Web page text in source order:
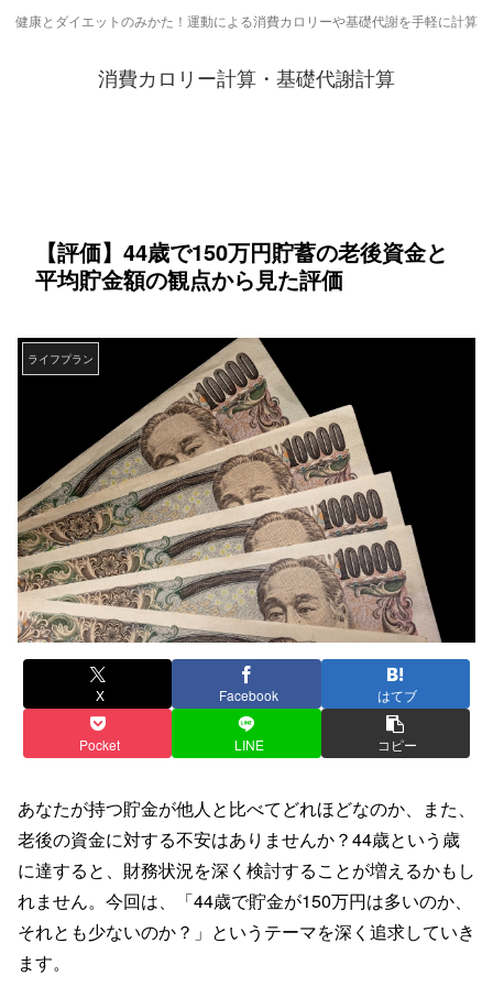
健康とダイエットのみかた！運動による消費カロリーや基礎代謝を手軽に計算
消費カロリー計算・基礎代謝計算
【評価】44歳で150万円貯蓄の老後資金と
平均貯金額の観点から見た評価
ライフプラン
X Facebook はてブ
Pocket LINE コピー
あなたが持つ貯金が他人と比べてどれほどなのか、また、
老後の資金に対する不安はありませんか？44歳という歳
に達すると、財務状況を深く検討することが増えるかもし
れません。今回は、「44歳で貯金が150万円は多いのか、
それとも少ないのか？」というテーマを深く追求していき
ます。